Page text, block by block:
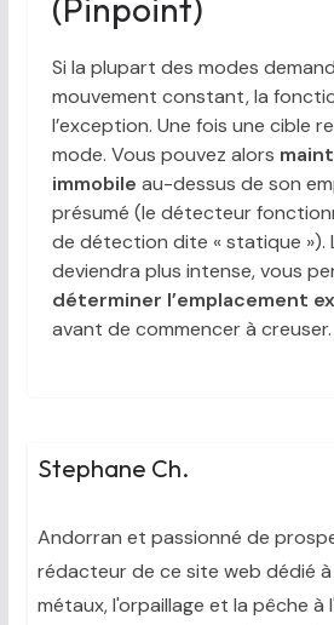
(Pinpoint)
Si la plupart des modes
mouvement constant, la
l’exception. Une fois une cible
mode. Vous pouvez alors
immobile au-dessus de son
présumé (le détecteur
de détection dite « statique »).
deviendra plus intense, vous
déterminer l’emplacement
avant de commencer à creuser.
Stephane Ch.
Andorran et passionné de
rédacteur de ce site web dédié
métaux, l'orpaillage et la pêche à